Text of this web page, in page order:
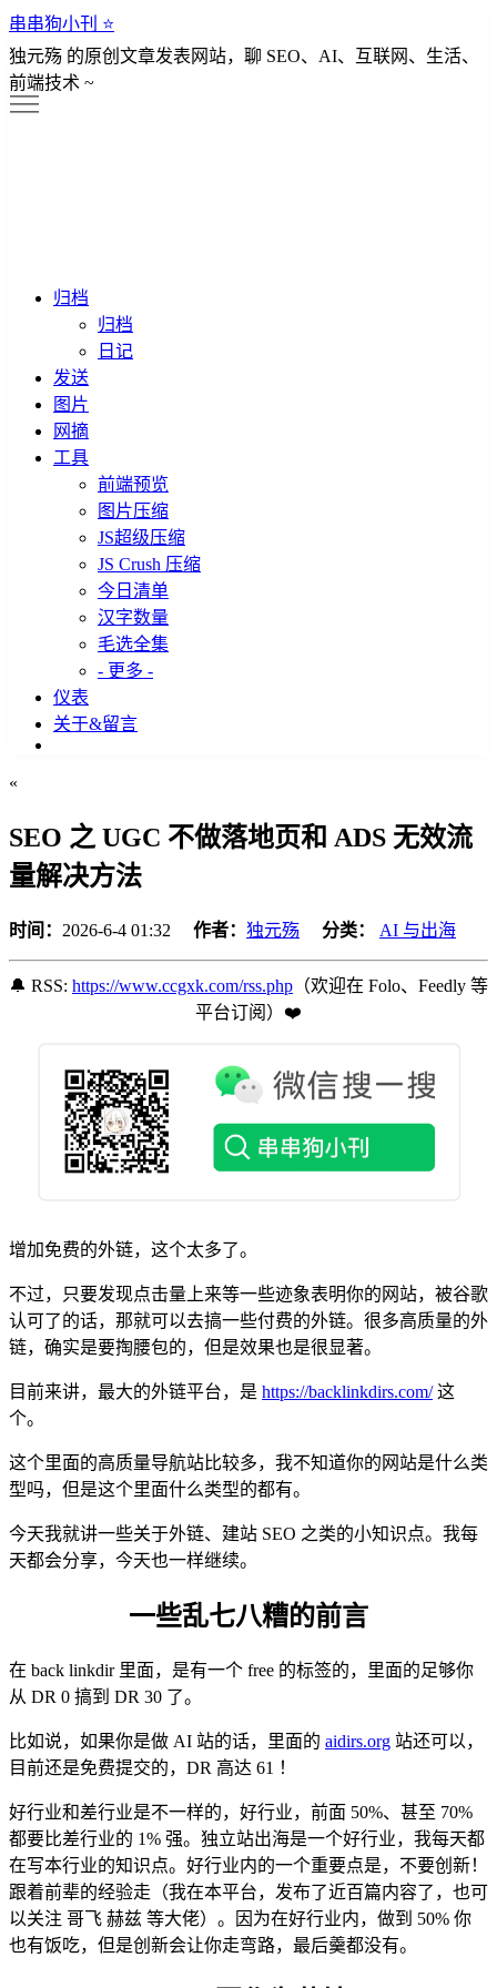
串串狗小刊 ⭐️
独元殇 的原创文章发表网站，聊 SEO、AI、互联网、生活、
前端技术 ~
归档
归档
日记
发送
图片
网摘
工具
前端预览
图片压缩
JS超级压缩
JS Crush 压缩
今日清单
汉字数量
毛选全集
- 更多 -
仪表
关于&留言
«
SEO 之 UGC 不做落地页和 ADS 无效流
量解决方法
时间： 2026-6-4 01:32 作者： 独元殇 分类： AI 与出海
🔔 RSS: https://www.ccgxk.com/rss.php （欢迎在 Folo、Feedly 等
平台订阅️）❤️
增加免费的外链，这个太多了。
不过，只要发现点击量上来等一些迹象表明你的网站，被谷歌
认可了的话，那就可以去搞一些付费的外链。很多高质量的外
链，确实是要掏腰包的，但是效果也是很显著。
目前来讲，最大的外链平台，是 https://backlinkdirs.com/这
个。
这个里面的高质量导航站比较多，我不知道你的网站是什么类
型吗，但是这个里面什么类型的都有。
今天我就讲一些关于外链、建站 SEO 之类的小知识点。我每
天都会分享，今天也一样继续。
一些乱七八糟的前言
在 back linkdir 里面，是有一个 free 的标签的，里面的足够你
从 DR 0 搞到 DR 30 了。
比如说，如果你是做 AI 站的话，里面的 aidirs.org 站还可以，
目前还是免费提交的，DR 高达 61 ！
好行业和差行业是不一样的，好行业，前面 50%、甚至 70%
都要比差行业的 1% 强。独立站出海是一个好行业，我每天都
在写本行业的知识点。好行业内的一个重要点是，不要创新！
跟着前辈的经验走（我在本平台，发布了近百篇内容了，也可
以关注 哥飞 赫兹 等大佬）。因为在好行业内，做到 50% 你
也有饭吃，但是创新会让你走弯路，最后羹都没有。